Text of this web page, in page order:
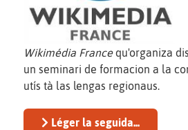
Wikimédia Francequ'organiza
un seminari de formacion a la
utís tà las lengas regionaus.
Léger la seguida...